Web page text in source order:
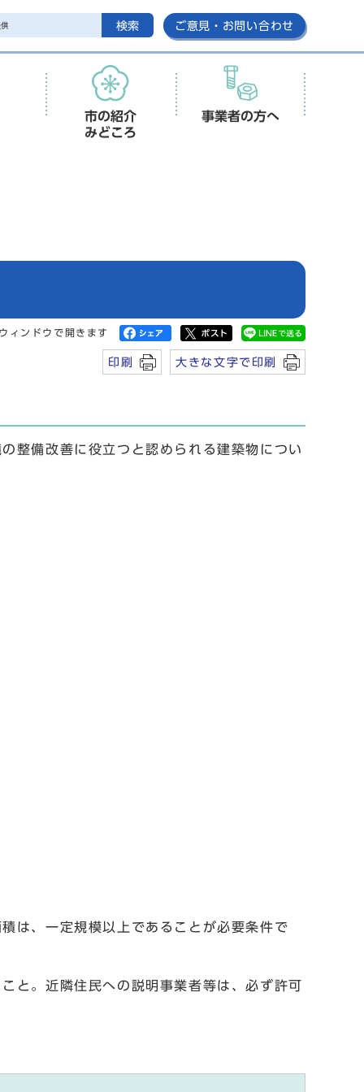
検索 ご意見・お問い合わせ
市の紹介
みどころ
事業者の方へ
ィンドウで開きます
印刷 大きな文字で印刷
整備改善に役立つと認められる建築物につい
は、一定規模以上であることが必要条件で
と。近隣住民への説明事業者等は、必ず許可